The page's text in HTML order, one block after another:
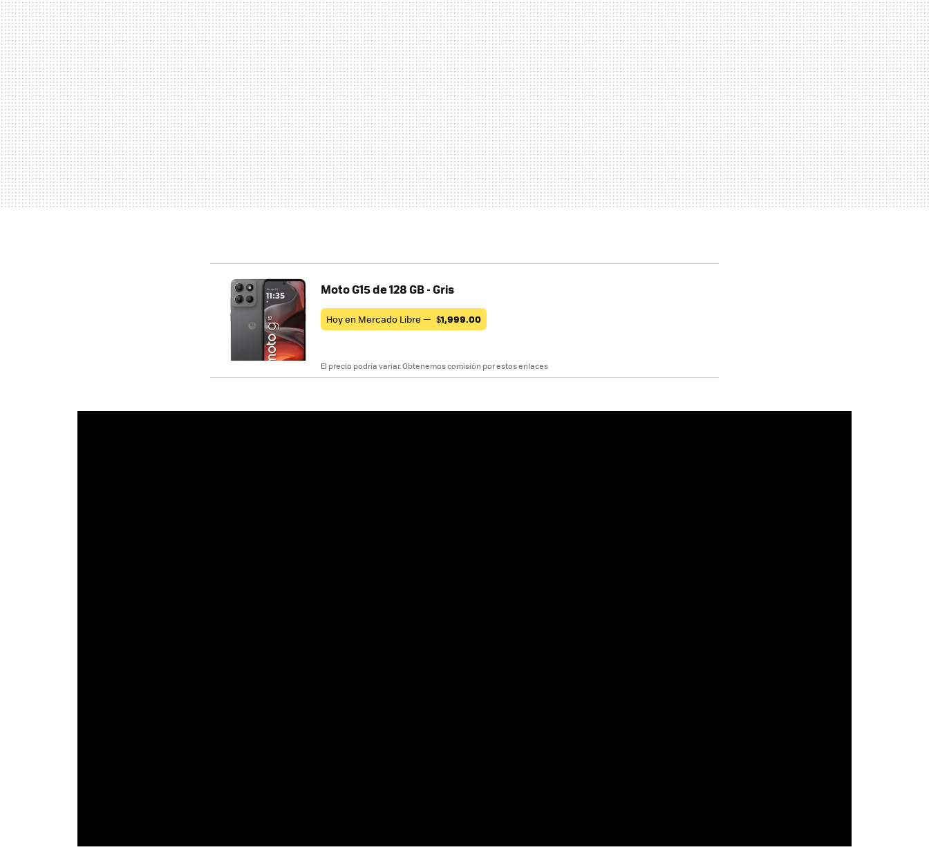
Moto G15 de 128 GB - Gris
Hoy en Mercado Libre — $1,999.00
El precio podría variar. Obtenemos comisión por estos enlaces